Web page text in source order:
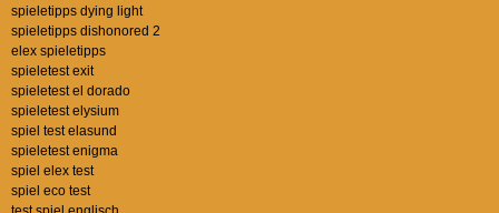
spieletipps dying light
spieletipps dishonored 2
elex spieletipps
spieletest exit
spieletest el dorado
spieletest elysium
spiel test elasund
spieletest enigma
spiel elex test
spiel eco test